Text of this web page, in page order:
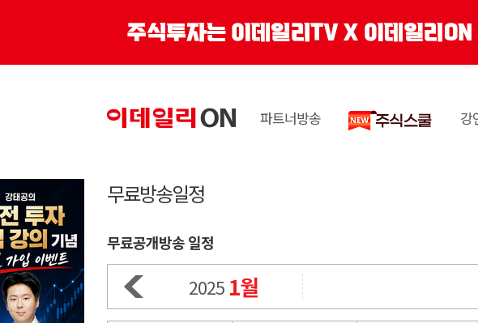
파트너방송 강
무료방송일정
무료공개방송 일정
2025 1월